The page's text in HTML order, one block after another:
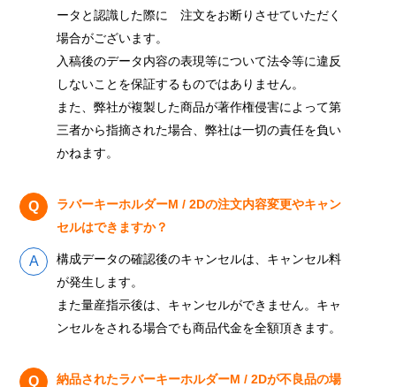
ータと認識した際に 注文をお断りさせていただく
場合がございます。
入稿後のデータ内容の表現等について法令等に違反
しないことを保証するものではありません。
また、弊社が複製した商品が著作権侵害によって第
三者から指摘された場合、弊社は一切の責任を負い
かねます。
ラバーキーホルダーM / 2Dの注文内容変更やキャン
セルはできますか？
構成データの確認後のキャンセルは、キャンセル料
が発生します。
また量産指示後は、キャンセルができません。キャ
ンセルをされる場合でも商品代金を全額頂きます。
納品されたラバーキーホルダーM / 2Dが不良品の場